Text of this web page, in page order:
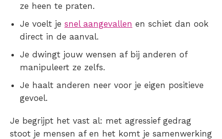
ze heen te praten.
Je voelt je snel aangevallen en schiet dan ook
direct in de aanval.
Je dwingt jouw wensen af bij anderen of
manipuleert ze zelfs.
Je haalt anderen neer voor je eigen positieve
gevoel.
Je begrijpt het vast al: met agressief gedrag
stoot je mensen af en het komt je samenwerking